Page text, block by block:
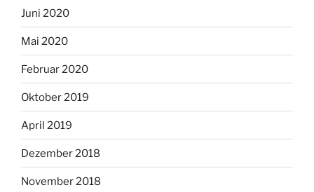
Juni 2020
Mai 2020
Februar 2020
Oktober 2019
April 2019
Dezember 2018
November 2018